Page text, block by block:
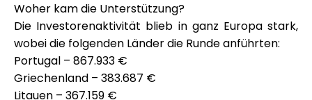
Mein Konto
Woher kam die Unterstützung?
Die Investorenaktivität blieb in ganz Europa stark,
wobei die folgenden Länder die Runde anführten:
Portugal – 867.933 €
Griechenland – 383.687 €
Litauen – 367.159 €